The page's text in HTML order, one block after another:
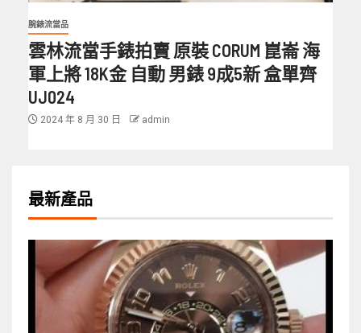
腕錶流當品
雲林流當手錶拍賣 原裝 CORUM 崑崙 海
軍上將 18K金 自動 男錶 9成5新 盒單齊
UJ024
2024 年 8 月 30 日 admin
最新產品